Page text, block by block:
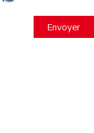
Envoyer